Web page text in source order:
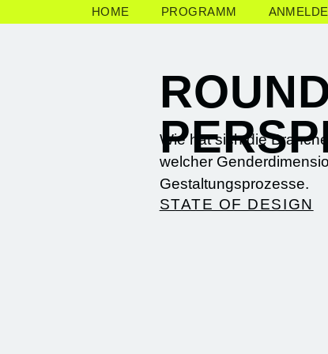
HOME PROGRAMM
Wie hat sich die
welcher
Gestaltungsprozesse.
STATE OF DESIGN